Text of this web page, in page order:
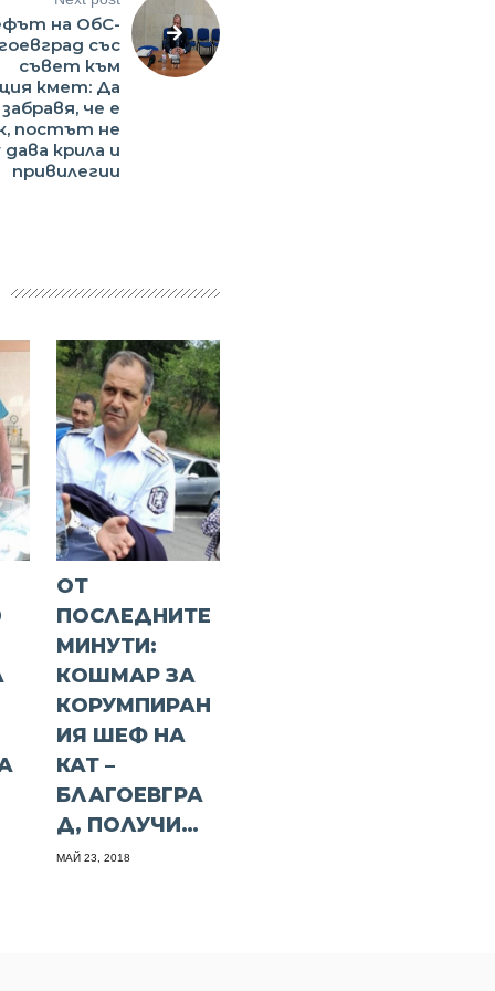
на ОбС-
със
съвет към
кмет: Да
че е
постът не
дава крила и
привилегии
ОТ
ПОСЛЕДНИТЕ
МИНУТИ:
КОШМАР ЗА
КОРУМПИРАН
ИЯ ШЕФ НА
КАТ –
БЛАГОЕВГРА
Д, ПОЛУЧИ…
МАЙ 23, 2018